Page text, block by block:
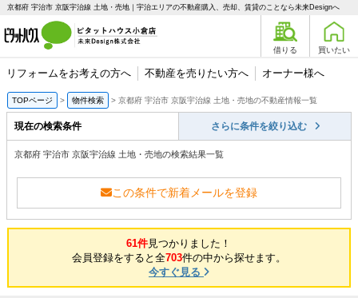
京都府 宇治市 京阪宇治線 土地・売地｜宇治エリアの不動産購入、売却、賃貸のことなら未来Designへ
借りる 買いたい
リフォームをお考えの方へ 不動産を売りたい方へ オーナー様へ
TOPページ 物件検索 京都府 宇治市 京阪宇治線 土地・売地の不動産情報一覧
現在の検索条件 さらに条件を絞り込む
京都府 宇治市 京阪宇治線 土地・売地の検索結果一覧
この条件で新着メールを登録
61件見つかりました！
会員登録をすると全703件の中から探せます。
今すぐ見る